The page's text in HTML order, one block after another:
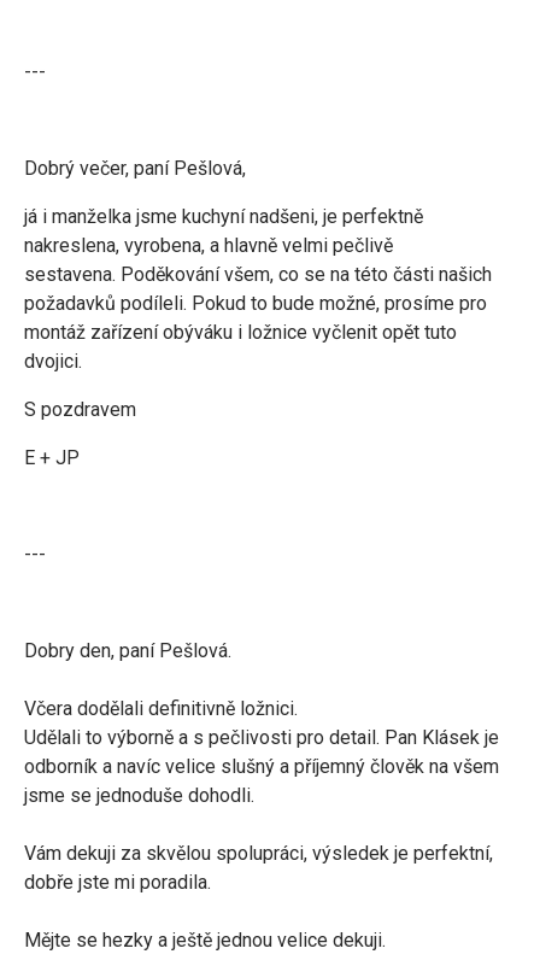
---
Dobrý večer, paní Pešlová,
já i manželka jsme kuchyní nadšeni, je perfektně
nakreslena, vyrobena, a hlavně velmi pečlivě
sestavena. Poděkování všem, co se na této části našich
požadavků podíleli. Pokud to bude možné, prosíme pro
montáž zařízení obýváku i ložnice vyčlenit opět tuto
dvojici.
S pozdravem
E + JP
---
Dobry den, paní Pešlová.
Včera dodělali definitivně ložnici.
Udělali to výborně a s pečlivosti pro detail. Pan Klásek je
odborník a navíc velice slušný a příjemný člověk na všem
jsme se jednoduše dohodli.
Vám dekuji za skvělou spolupráci, výsledek je perfektní,
dobře jste mi poradila.
Mějte se hezky a ještě jednou velice dekuji.